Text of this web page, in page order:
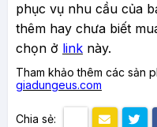
phục vụ nhu cầu của
thêm hay chưa biết
chọn ở link này.
Tham khảo thêm các sản
giadungeus.com
Chia sẻ: